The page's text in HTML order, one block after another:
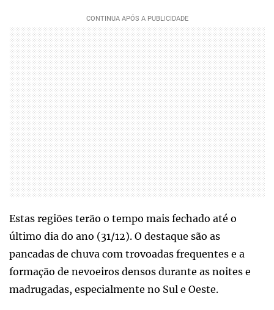
Estas regiões terão o tempo mais fechado até o
último dia do ano (31/12). O destaque são as
pancadas de chuva com trovoadas frequentes e a
formação de nevoeiros densos durante as noites e
madrugadas, especialmente no Sul e Oeste.